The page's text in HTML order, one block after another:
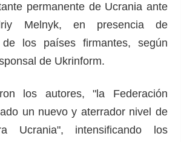
permanente de Ucrania ante
Melnyk, en presencia de
de los países firmantes, según
de Ukrinform.
los autores, "la Federación
un nuevo y aterrador nivel de
Ucrania", intensificando los